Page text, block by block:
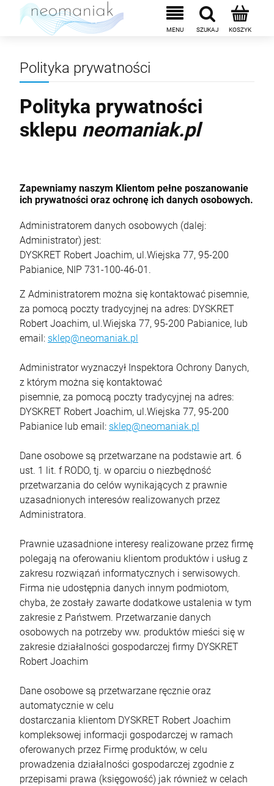
Alkomat policyjny dowodowy, przesiewowy
ALP-1 lite + mata na szybę
1 199,00 zł
szt.
DO KOSZYKA
Polityka prywatności
Polityka prywatności
sklepu neomaniak.pl
Zapewniamy naszym Klientom pełne poszanowanie
ich prywatności oraz ochronę ich danych osobowych.
Administratorem danych osobowych (dalej:
Administrator) jest:
DYSKRET Robert Joachim, ul.Wiejska 77, 95-200
Pabianice, NIP 731-100-46-01.
Z Administratorem można się kontaktować pisemnie,
za pomocą poczty tradycyjnej na adres: DYSKRET
Robert Joachim, ul.Wiejska 77, 95-200 Pabianice, lub
email: sklep@neomaniak.pl
Administrator wyznaczył Inspektora Ochrony Danych,
z którym można się kontaktować
pisemnie, za pomocą poczty tradycyjnej na adres:
DYSKRET Robert Joachim, ul.Wiejska 77, 95-200
Pabianice lub email: sklep@neomaniak.pl
Dane osobowe są przetwarzane na podstawie art. 6
ust. 1 lit. f RODO, tj. w oparciu o niezbędność
przetwarzania do celów wynikających z prawnie
uzasadnionych interesów realizowanych przez
Administratora.
Prawnie uzasadnione interesy realizowane przez firmę
polegają na oferowaniu klientom produktów i usług z
zakresu rozwiązań informatycznych i serwisowych.
Firma nie udostępnia danych innym podmiotom,
chyba, że zostały zawarte dodatkowe ustalenia w tym
zakresie z Państwem. Przetwarzanie danych
osobowych na potrzeby ww. produktów mieści się w
zakresie działalności gospodarczej firmy DYSKRET
Robert Joachim
Dane osobowe są przetwarzane ręcznie oraz
automatycznie w celu
dostarczania klientom DYSKRET Robert Joachim
kompleksowej informacji gospodarczej w ramach
oferowanych przez Firmę produktów, w celu
prowadzenia działalności gospodarczej zgodnie z
przepisami prawa (księgowość) jak również w celach